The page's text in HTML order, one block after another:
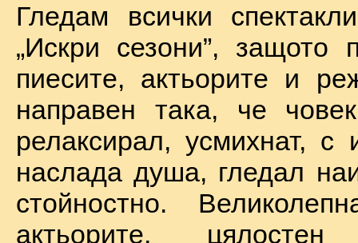
Гледам всички
„Искри сезони”, защото
пиесите, актьорите и
направен така, че
релаксирал, усмихнат, с
наслада душа, гледал
стойностно.
актьорите, цялостен